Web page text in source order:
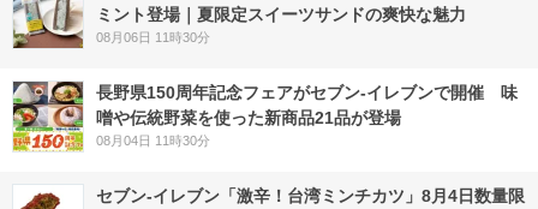
ミント登場｜夏限定スイーツサンドの爽快な魅力
08月06日 11時30分
長野県150周年記念フェアがセブン-イレブンで開催 味
噌や伝統野菜を使った新商品21品が登場
08月04日 11時30分
セブン-イレブン「激辛！台湾ミンチカツ」8月4日数量限